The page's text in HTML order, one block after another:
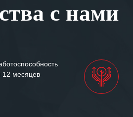
с нами
12 месяцев